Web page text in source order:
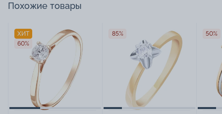
Похожие товары
ХИТ
60%
85% 50%